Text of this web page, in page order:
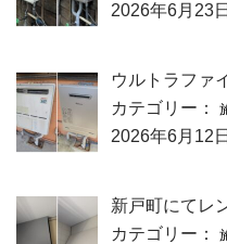
2026年6月23日
ウルトラファ
カテゴリー：
2026年6月12日
新戸町にてレ
カテゴリー：